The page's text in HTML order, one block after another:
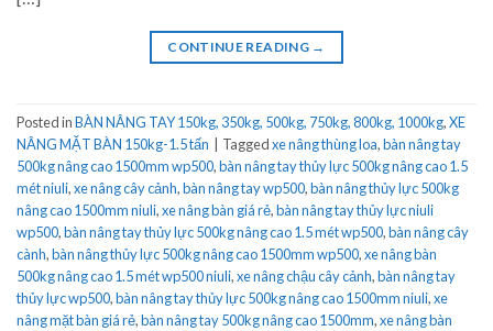
CONTINUE READING →
Posted inBÀN NÂNG TAY 150kg, 350kg, 500kg, 750kg, 800kg, 1000kg,XE
NÂNG MẶT BÀN 150kg-1.5 tấn
Taggedxe nâng thùng loa,bàn nâng tay
500kg nâng cao 1500mm wp500,bàn nâng tay thủy lực 500kg nâng cao 1.5
mét niuli,xe nâng cây cảnh,bàn nâng tay wp500,bàn nâng thủy lực 500kg
nâng cao 1500mm niuli,xe nâng bàn giá rẻ,bàn nâng tay thủy lực niuli
wp500,bàn nâng tay thủy lực 500kg nâng cao 1.5 mét wp500,bàn nâng cây
cành,bàn nâng thủy lực 500kg nâng cao 1500mm wp500,xe nâng bàn
500kg nâng cao 1.5 mét wp500 niuli,xe nâng chậu cây cảnh,bàn nâng tay
thủy lực wp500,bàn nâng tay thủy lực 500kg nâng cao 1500mm niuli,xe
nâng mặt bàn giá rẻ,bàn nâng tay 500kg nâng cao 1500mm,xe nâng bàn